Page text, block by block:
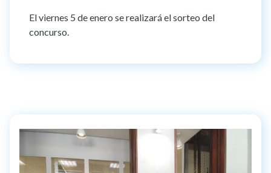
El viernes 5 de enero se realizará el sorteo del
concurso.